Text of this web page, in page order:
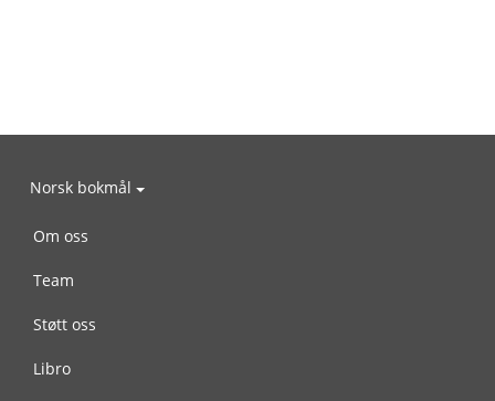
Norsk bokmål
Om oss
Team
Støtt oss
Libro